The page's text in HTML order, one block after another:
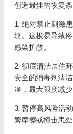
创造最佳的恢复条
1. 绝对禁止刺激
块。这极易导致
感染扩散。
2. 彻底清洁居住
安全的消毒剂清
净，最大限度减
3. 暂停高风险活
繁摩擦或撞击患